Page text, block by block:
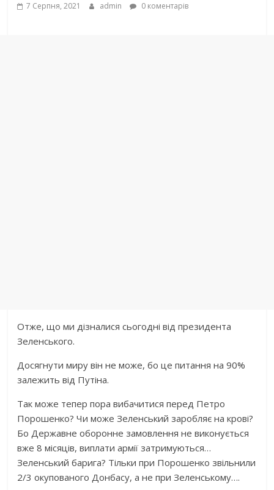
7 Серпня, 2021 admin 0 коментарів
Отже, що ми дізналися сьогодні від президента
Зеленського.
Досягнути миру він не може, бо це питання на 90%
залежить від Путіна.
Так може тепер пора вибачитися перед Петро
Порошенко? Чи може Зеленський заробляє на крові?
Бо Державне оборонне замовлення не виконується
вже 8 місяців, виплати армії затримуються…
Зеленський барига? Тільки при Порошенко звільнили
2/3 окупованого Донбасу, а не при Зеленському….